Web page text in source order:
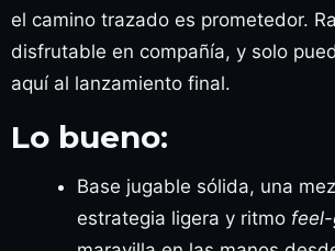
el camino trazado es prometedor.
disfrutable en compañía, y solo
aquí al lanzamiento final.
Lo bueno:
Base jugable sólida, una
estrategia ligera y ritmo